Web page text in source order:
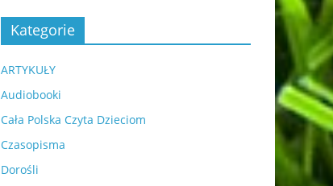
Kategorie
ARTYKUŁY
Audiobooki
Cała Polska Czyta Dzieciom
Czasopisma
Dorośli